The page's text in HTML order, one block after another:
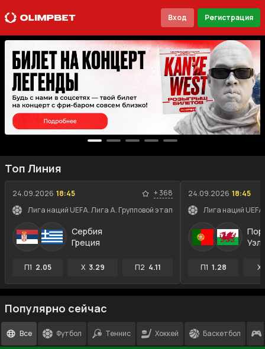
Вход Регистрация
Топ Линия
24.09.2026 18:45 +368
Лига наций UEFA. Лига A. Групповой этап
Сербия
Греция
П1 2.05 X 3.29 П2 4.11
24.09.2026 18:45
Лига наций
П1 1.28 X
Популярно сейчас
Все Футбол Теннис Хоккей Баскетбол